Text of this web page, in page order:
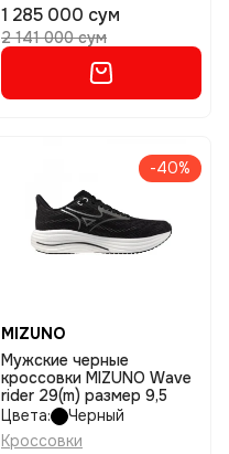
1 285 000 сум
2 141 000 сум
-40%
MIZUNO
Мужские черные
кроссовки MIZUNO Wave
rider 29(m) размер 9,5
Цвета:
Черный
Кроссовки